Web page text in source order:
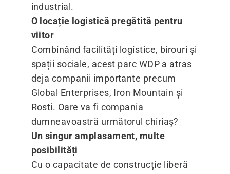
industrial.
O locație logistică pregătită pentru
viitor
Combinând facilități logistice, birouri și
spații sociale, acest parc WDP a atras
deja companii importante precum
Global Enterprises, Iron Mountain și
Rosti. Oare va fi compania
dumneavoastră următorul chiriaș?
Un singur amplasament, multe
posibilități
Cu o capacitate de construcție liberă